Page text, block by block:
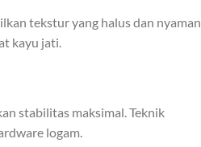
tekstur yang halus dan nyaman
kayu jati.
stabilitas maksimal. Teknik
logam.